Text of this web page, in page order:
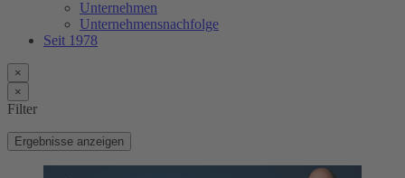
Unternehmen
Unternehmensnachfolge
Seit 1978
×
×
Filter
Ergebnisse anzeigen